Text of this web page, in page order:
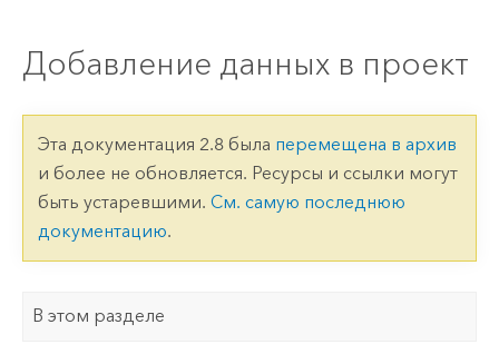
Добавление данных в проект
Эта документация 2.8 была перемещена в архив
и более не обновляется. Ресурсы и ссылки могут
быть устаревшими. См. самую последнюю
документацию.
В этом разделе